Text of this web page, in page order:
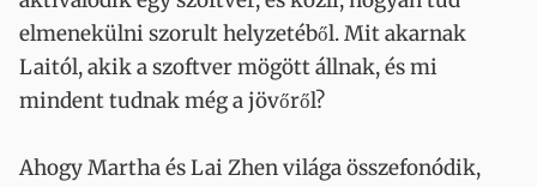
elmenekülni szorult helyzetéből. Mit akarnak
Laitól, akik a szoftver mögött állnak, és mi
mindent tudnak még a jövőről?
Ahogy Martha és Lai Zhen világa összefonódik,